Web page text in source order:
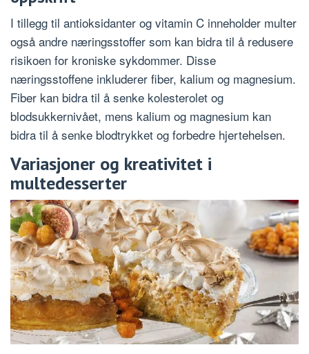
I tillegg til antioksidanter og vitamin C inneholder multer
også andre næringsstoffer som kan bidra til å redusere
risikoen for kroniske sykdommer. Disse
næringsstoffene inkluderer fiber, kalium og magnesium.
Fiber kan bidra til å senke kolesterolet og
blodsukkernivået, mens kalium og magnesium kan
bidra til å senke blodtrykket og forbedre hjertehelsen.
Variasjoner og kreativitet i
multedesserter